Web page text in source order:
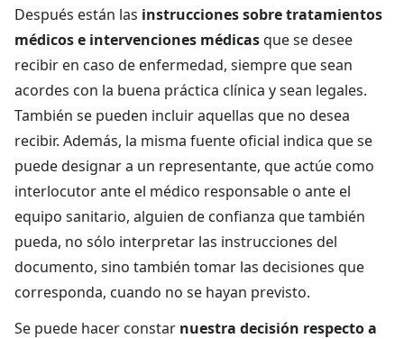
Después están las instrucciones sobre tratamientos
médicos e intervenciones médicasque se desee
recibir en caso de enfermedad, siempre que sean
acordes con la buena práctica clínica y sean legales.
También se pueden incluir aquellas que no desea
recibir. Además, la misma fuente oficial indica que se
puede designar a un representante, que actúe como
interlocutor ante el médico responsable o ante el
equipo sanitario, alguien de confianza que también
pueda, no sólo interpretar las instrucciones del
documento, sino también tomar las decisiones que
corresponda, cuando no se hayan previsto.
Se puede hacer constar nuestra decisión respecto a